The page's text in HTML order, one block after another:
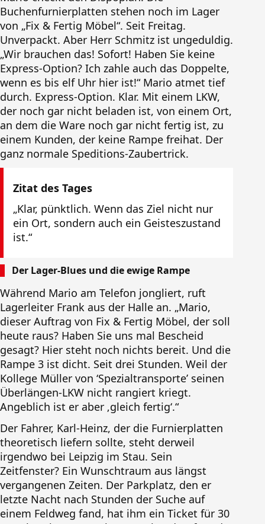
Buchenfurnierplatten stehen noch im Lager
von „Fix & Fertig Möbel“. Seit Freitag.
Unverpackt. Aber Herr Schmitz ist ungeduldig.
„Wir brauchen das! Sofort! Haben Sie keine
Express-Option? Ich zahle auch das Doppelte,
wenn es bis elf Uhr hier ist!“ Mario atmet tief
durch. Express-Option. Klar. Mit einem LKW,
der noch gar nicht beladen ist, von einem Ort,
an dem die Ware noch gar nicht fertig ist, zu
einem Kunden, der keine Rampe freihat. Der
ganz normale Speditions-Zaubertrick.
Zitat des Tages
„Klar, pünktlich. Wenn das Ziel nicht nur
ein Ort, sondern auch ein Geisteszustand
ist.“
Der Lager-Blues und die ewige Rampe
Während Mario am Telefon jongliert, ruft
Lagerleiter Frank aus der Halle an. „Mario,
dieser Auftrag von Fix & Fertig Möbel, der soll
heute raus? Haben Sie uns mal Bescheid
gesagt? Hier steht noch nichts bereit. Und die
Rampe 3 ist dicht. Seit drei Stunden. Weil der
Kollege Müller von ‘Spezialtransporte’ seinen
Überlängen-LKW nicht rangiert kriegt.
Angeblich ist er aber ‚gleich fertig‘.“
Der Fahrer, Karl-Heinz, der die Furnierplatten
theoretisch liefern sollte, steht derweil
irgendwo bei Leipzig im Stau. Sein
Zeitfenster? Ein Wunschtraum aus längst
vergangenen Zeiten. Der Parkplatz, den er
letzte Nacht nach Stunden der Suche auf
einem Feldweg fand, hat ihm ein Ticket für 30